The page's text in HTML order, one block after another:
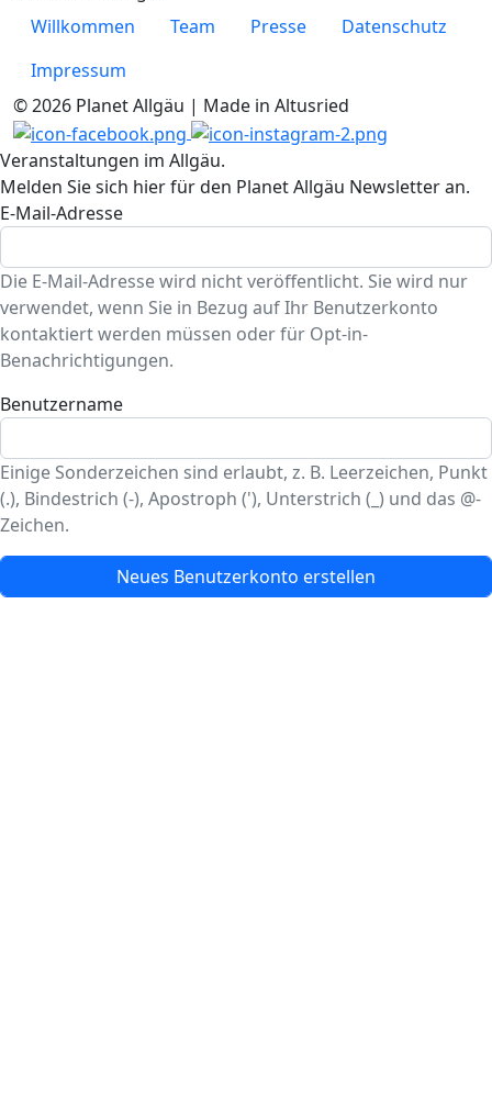
Willkommen
Team Presse
Datenschutz
Impressum
© 2026 Planet Allgäu | Made in Altusried
Veranstaltungen im Allgäu.
Melden Sie sich hier für den Planet Allgäu Newsletter an.
E-Mail-Adresse
Die E-Mail-Adresse wird nicht veröffentlicht. Sie wird nur
verwendet, wenn Sie in Bezug auf Ihr Benutzerkonto
kontaktiert werden müssen oder für Opt-in-
Benachrichtigungen.
Benutzername
Einige Sonderzeichen sind erlaubt, z. B. Leerzeichen, Punkt
(.), Bindestrich (-), Apostroph ('), Unterstrich (_) und das @-
Zeichen.